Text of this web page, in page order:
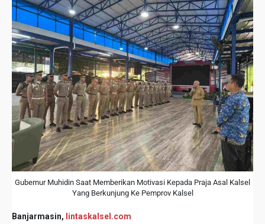
Gubernur Muhidin Saat Memberikan Motivasi Kepada Praja Asal Kalsel
Yang Berkunjung Ke Pemprov Kalsel
Banjarmasin, lintaskalsel.com